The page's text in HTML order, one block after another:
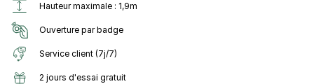
Hauteur maximale : 1,9m
Ouverture par badge
Service client (7j/7)
2 jours d'essai gratuit